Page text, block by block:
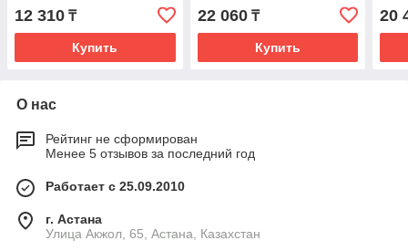
12 310 ₸
Купить
22 060₸
Купить
20
О нас
Рейтинг не сформирован
Менее 5 отзывов за последний год
Работает с 25.09.2010
г. Астана
Улица Акжол, 65, Астана, Казахстан